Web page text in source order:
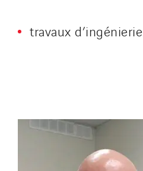
travaux d’ingénierie.